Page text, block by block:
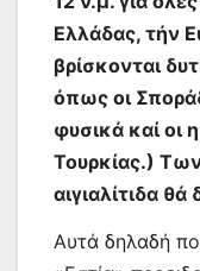
Ελλάδας, τήν
βρίσκονται
όπως οι
φυσικά καί οι
Τουρκίας.)
αιγιαλίτιδα
Αυτά δηλαδή